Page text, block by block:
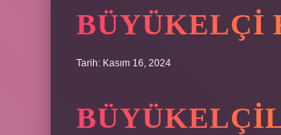
BÜYÜKELÇI
Tarih: Kasım 16, 2024